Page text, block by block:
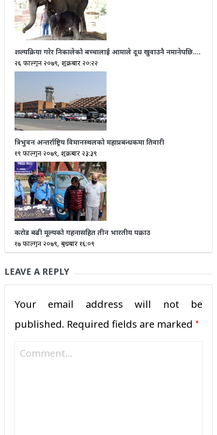
शल्यक्रिया गरेर निकालेको बच्चालाई आमाले दूध खुवाउनै नमानेपछि….
२६ फाल्गुन २०७९, शुक्रबार २०:२२
त्रिभुवन अन्तर्राष्ट्रिय विमानस्थलको महाप्रबन्धकमा तिवारी
१९ फाल्गुन २०७९, शुक्रबार २३:३९
करोड बढी मूल्यको गहनासहित तीन भारतीय पक्राउ
१७ फाल्गुन २०७९, बुधबार १६:०९
LEAVE A REPLY
Your email address will not be
published. Required fields are marked *